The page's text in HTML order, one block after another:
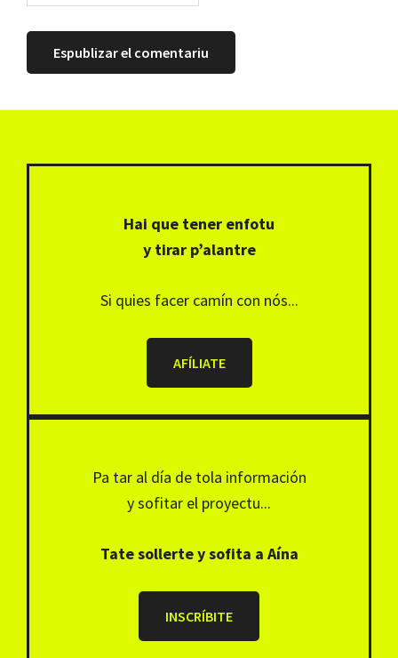
Hai que tener enfotu
y tirar p’alantre
Si quies facer camín con nós...
AFÍLIATE
Pa tar al día de tola información
y sofitar el proyectu...
Tate sollerte y sofita a Aína
INSCRÍBITE